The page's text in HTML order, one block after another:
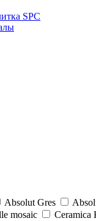
SPC
Absolut Gres
mosaic Ceramica